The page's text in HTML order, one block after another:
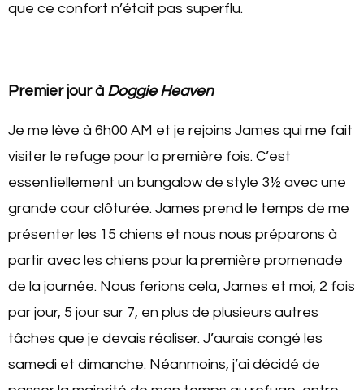
que ce confort n’était pas superflu.
Premier jour à Doggie Heaven
Je me lève à 6h00 AM et je rejoins James qui me fait
visiter le refuge pour la première fois. C’est
essentiellement un bungalow de style 3½ avec une
grande cour clôturée. James prend le temps de me
présenter les 15 chiens et nous nous préparons à
partir avec les chiens pour la première promenade
de la journée. Nous ferions cela, James et moi, 2 fois
par jour, 5 jour sur 7, en plus de plusieurs autres
tâches que je devais réaliser. J’aurais congé les
samedi et dimanche. Néanmoins, j’ai décidé de